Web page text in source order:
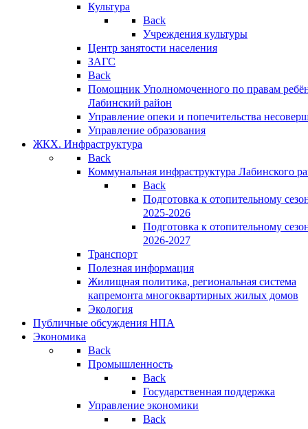
Культура
Back
Учреждения культуры
Центр занятости населения
ЗАГС
Back
Помощник Уполномоченного по правам
Лабинский район
Управление опеки и попечительства
Управление образования
ЖКХ. Инфраструктура
Back
Коммунальная инфраструктура Лабинского
Back
Подготовка к отопительному
2025-2026
Подготовка к отопительному
2026-2027
Транспорт
Полезная информация
Жилищная политика, региональная система
капремонта многоквартирных жилых домов
Экология
Публичные обсуждения НПА
Экономика
Back
Промышленность
Back
Государственная поддержка
Управление экономики
Back